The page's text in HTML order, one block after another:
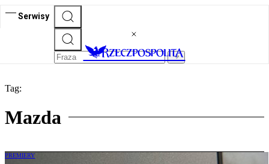
Serwisy
Tag:
Mazda
PREMIERY